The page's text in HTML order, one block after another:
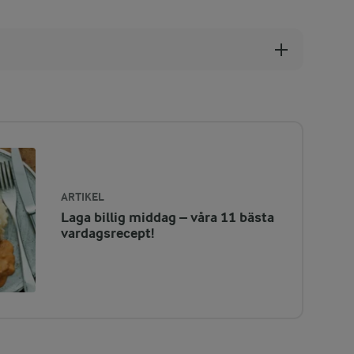
ARTIKEL
Laga billig middag – våra 11 bästa
vardagsrecept!